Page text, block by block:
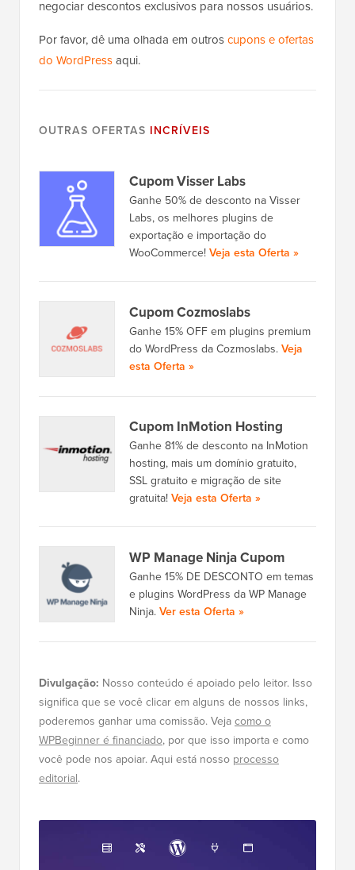
negociar descontos exclusivos para nossos usuários.
Por favor, dê uma olhada em outroscupons e ofertas
do WordPressaqui.
OUTRAS OFERTAS INCRÍVEIS
Cupom Visser Labs
Ganhe 50% de desconto na Visser
Labs, os melhores plugins de
exportação e importação do
WooCommerce!Veja esta Oferta »
Cupom Cozmoslabs
Ganhe 15% OFF em plugins premium
do WordPress da Cozmoslabs.Veja
esta Oferta »
Cupom InMotion Hosting
Ganhe 81% de desconto na InMotion
hosting, mais um domínio gratuito,
SSL gratuito e migração de site
gratuita!Veja esta Oferta »
WP Manage Ninja Cupom
Ganhe 15% DE DESCONTO em temas
e plugins WordPress da WP Manage
Ninja.Ver esta Oferta »
Divulgação: Nosso conteúdo é apoiado pelo leitor. Isso
significa que se você clicar em alguns de nossos links,
poderemos ganhar uma comissão. Vejacomo o
WPBeginner é financiado, por que isso importa e como
você pode nos apoiar. Aqui está nosso processo
editorial.